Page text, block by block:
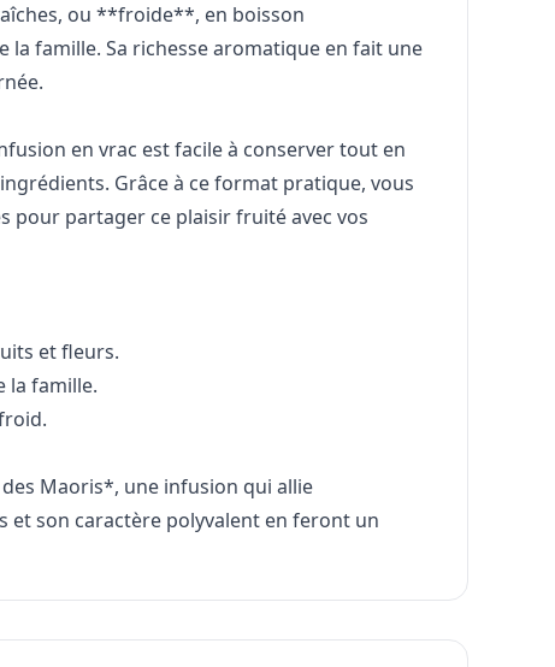
ou **froide**, en boisson
la famille. Sa richesse aromatique en fait une
en vrac est facile à conserver tout en
Grâce à ce format pratique, vous
pour partager ce plaisir fruité avec vos
et fleurs.
la famille.
Maoris*, une infusion qui allie
et son caractère polyvalent en feront un